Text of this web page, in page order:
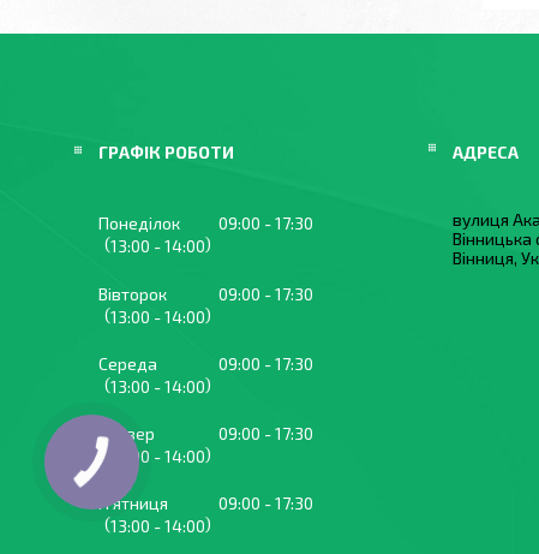
ГРАФІК РОБОТИ
Понеділок 09:00
17:30
13:00
14:00
Вівторок 09:00
17:30
13:00
14:00
Середа 09:00
17:30
13:00
14:00
Четвер 09:00
17:30
13:00
14:00
Пʼятниця 09:00
17:30
13:00
14:00
вулиця
Вінницька
Вінниця,